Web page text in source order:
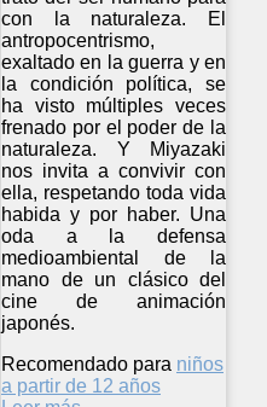
con la naturaleza. El
antropocentrismo,
exaltado en la guerra y en
la condición política, se
ha visto múltiples veces
frenado por el poder de la
naturaleza. Y Miyazaki
nos invita a convivir con
ella, respetando toda vida
habida y por haber. Una
oda a la defensa
medioambiental de la
mano de un clásico del
cine de animación
japonés.
Recomendado para niños
a partir de 12 años